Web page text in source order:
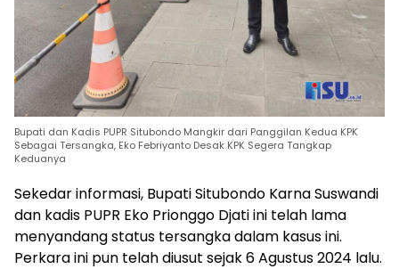
Bupati dan Kadis PUPR Situbondo Mangkir dari Panggilan Kedua KPK
Sebagai Tersangka, Eko Febriyanto Desak KPK Segera Tangkap
Keduanya
Sekedar informasi, Bupati Situbondo Karna Suswandi
dan kadis PUPR Eko Prionggo Djati ini telah lama
menyandang status tersangka dalam kasus ini.
Perkara ini pun telah diusut sejak 6 Agustus 2024 lalu.